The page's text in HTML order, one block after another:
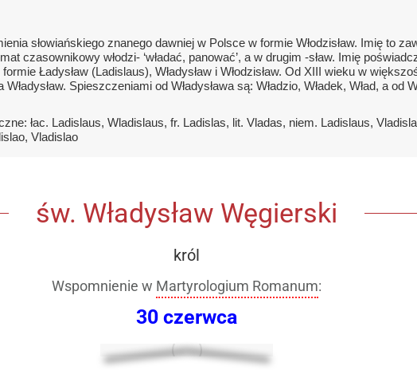
słowiańskiego znanego dawniej w Polsce w formie Włodzisław. Imię to
czasownikowy włodzi- ‘władać, panować’, a w drugim -sław. Imię
Ładysław (Ladislaus), Władysław i Włodzisław. Od XIII wieku w
Spieszczeniami od Władysława są: Władzio, Władek, Wład, a od
łac. Ladislaus, Wladislaus, fr. Ladislas, lit. Vladas, niem. Ladislaus,
Vladislao
św. Władysław Węgierski
król
Wspomnienie w Martyrologium Romanum:
30 czerwca